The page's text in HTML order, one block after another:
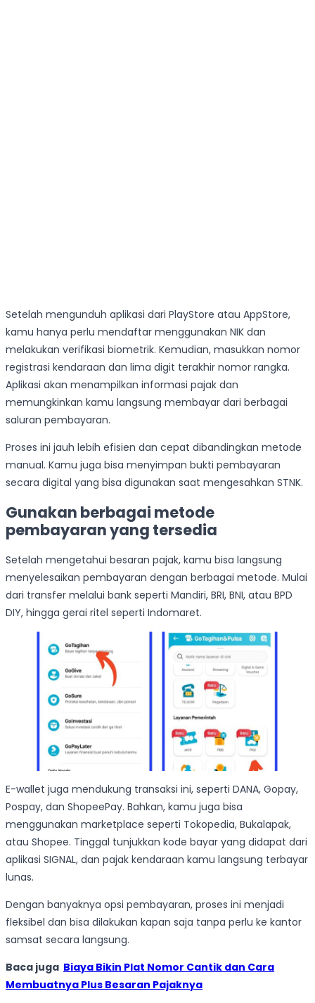
Setelah mengunduh aplikasi dari PlayStore atau AppStore,
kamu hanya perlu mendaftar menggunakan NIK dan
melakukan verifikasi biometrik. Kemudian, masukkan nomor
registrasi kendaraan dan lima digit terakhir nomor rangka.
Aplikasi akan menampilkan informasi pajak dan
memungkinkan kamu langsung membayar dari berbagai
saluran pembayaran.
Proses ini jauh lebih efisien dan cepat dibandingkan metode
manual. Kamu juga bisa menyimpan bukti pembayaran
secara digital yang bisa digunakan saat mengesahkan STNK.
Gunakan berbagai metode
pembayaran yang tersedia
Setelah mengetahui besaran pajak, kamu bisa langsung
menyelesaikan pembayaran dengan berbagai metode. Mulai
dari transfer melalui bank seperti Mandiri, BRI, BNI, atau BPD
DIY, hingga gerai ritel seperti Indomaret.
E-wallet juga mendukung transaksi ini, seperti DANA, Gopay,
Pospay, dan ShopeePay. Bahkan, kamu juga bisa
menggunakan marketplace seperti Tokopedia, Bukalapak,
atau Shopee. Tinggal tunjukkan kode bayar yang didapat dari
aplikasi SIGNAL, dan pajak kendaraan kamu langsung terbayar
lunas.
Dengan banyaknya opsi pembayaran, proses ini menjadi
fleksibel dan bisa dilakukan kapan saja tanpa perlu ke kantor
samsat secara langsung.
Baca juga Biaya Bikin Plat Nomor Cantik dan Cara
Membuatnya Plus Besaran Pajaknya